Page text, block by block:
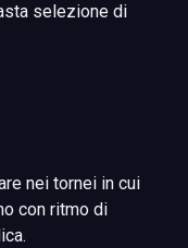
selezione di
nei tornei in cui
con ritmo di